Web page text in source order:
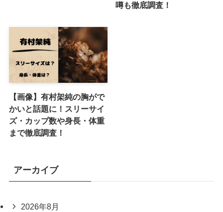
噂も徹底調査！
【画像】有村架純の胸がで
かいと話題に！スリーサイ
ズ・カップ数や身長・体重
まで徹底調査！
アーカイブ
2026年8月